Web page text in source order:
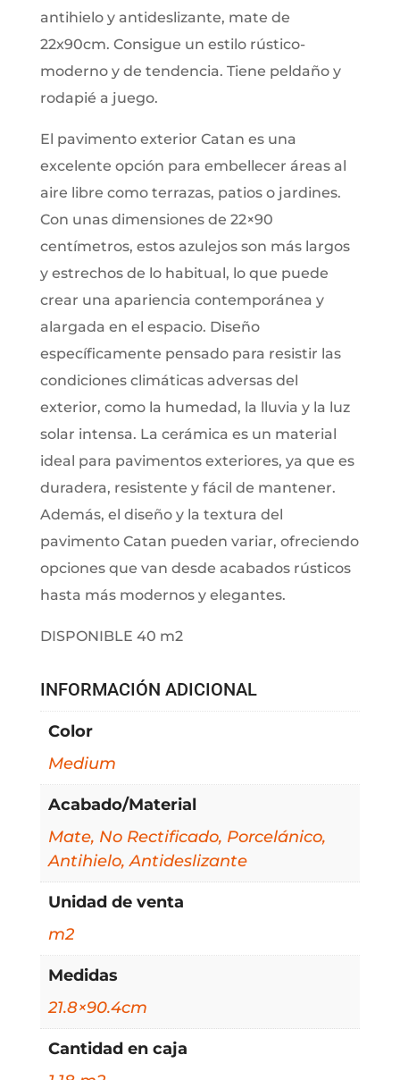
antihielo y antideslizante, mate de
22x90cm. Consigue un estilo rústico-
moderno y de tendencia. Tiene peldaño y
rodapié a juego.
El pavimento exterior Catan es una
excelente opción para embellecer áreas al
aire libre como terrazas, patios o jardines.
Con unas dimensiones de 22×90
centímetros, estos azulejos son más largos
y estrechos de lo habitual, lo que puede
crear una apariencia contemporánea y
alargada en el espacio. Diseño
específicamente pensado para resistir las
condiciones climáticas adversas del
exterior, como la humedad, la lluvia y la luz
solar intensa. La cerámica es un material
ideal para pavimentos exteriores, ya que es
duradera, resistente y fácil de mantener.
Además, el diseño y la textura del
pavimento Catan pueden variar, ofreciendo
opciones que van desde acabados rústicos
hasta más modernos y elegantes.
DISPONIBLE 40 m2
INFORMACIÓN ADICIONAL
Color
Medium
Acabado/Material
Mate, No Rectificado, Porcelánico,
Antihielo, Antideslizante
Unidad de venta
m2
Medidas
21.8×90.4cm
Cantidad en caja